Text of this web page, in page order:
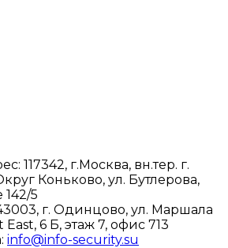
117342, г.Москва, вн.тер. г.
Коньково, ул. Бутлерова,
5
г. Одинцово, ул. Маршала
6 Б, этаж 7, офис 713
info@info-security.su